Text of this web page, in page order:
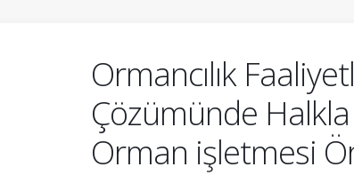
Ormancılık
Çözümünde
Orman işletmesi